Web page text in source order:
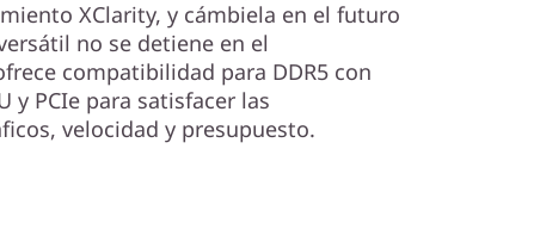
XClarity, y cámbiela en el futuro
no se detiene en el
compatibilidad para DDR5 con
y PCIe para satisfacer las
velocidad y presupuesto.